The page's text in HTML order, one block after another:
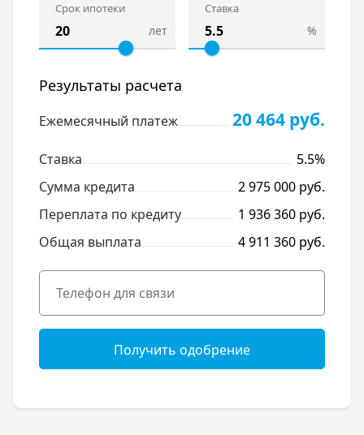
Срок ипотеки
лет
Ставка
%
Результаты расчета
Ежемесячный платеж 20 464 руб.
Ставка
5.5%
Сумма кредита
2 975 000 руб.
Переплата по кредиту
1 936 360 руб.
Общая выплата
4 911 360 руб.
Получить одобрение